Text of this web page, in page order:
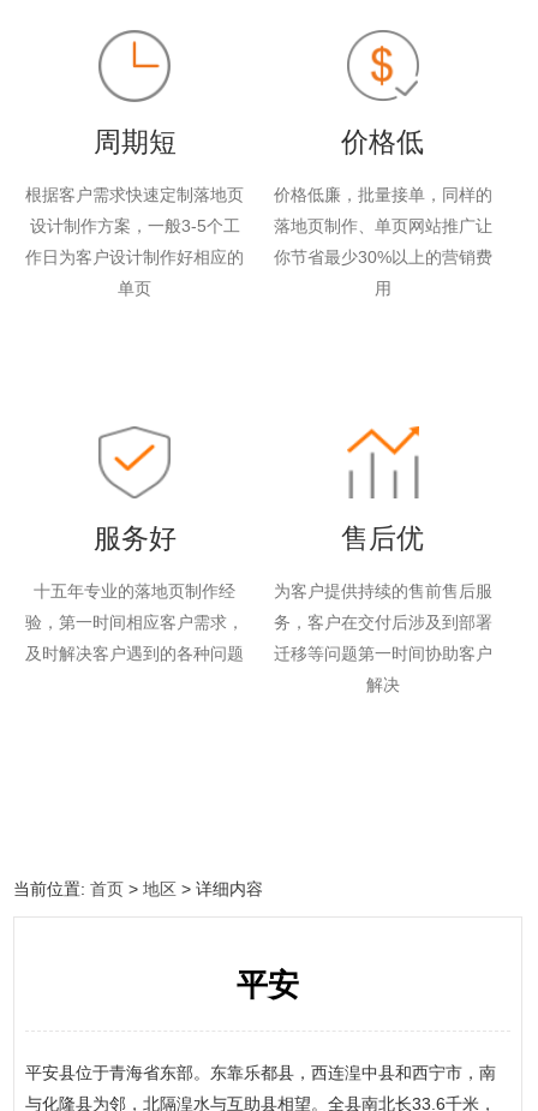
周期短
根据客户需求快速定制落地页
设计制作方案，一般3-5个工
作日为客户设计制作好相应的
单页
价格低
价格低廉，批量接单，同样的
落地页制作、单页网站推广让
你节省最少30%以上的营销费
用
服务好
十五年专业的落地页制作经
验，第一时间相应客户需求，
及时解决客户遇到的各种问题
售后优
为客户提供持续的售前售后服
务，客户在交付后涉及到部署
迁移等问题第一时间协助客户
解决
当前位置:首页 >地区 > 详细内容
平安
平安县位于青海省东部。东靠乐都县，西连湟中县和西宁市，南
与化隆县为邻，北隔湟水与互助县相望。全县南北长33.6千米，